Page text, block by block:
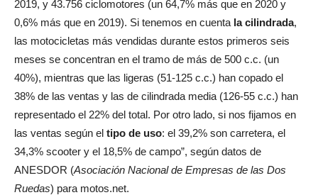
2019, y 43.756 ciclomotores (un 64,7% más que en 2020 y
0,6% más que en 2019). Si tenemos en cuenta la cilindrada,
las motocicletas más vendidas durante estos primeros seis
meses se concentran en el tramo de más de 500 c.c. (un
40%), mientras que las ligeras (51-125 c.c.) han copado el
38% de las ventas y las de cilindrada media (126-55 c.c.) han
representado el 22% del total. Por otro lado, si nos fijamos en
las ventas según el tipo de uso: el 39,2% son carretera, el
34,3% scooter y el 18,5% de campo”, según datos de
ANESDOR (Asociación Nacional de Empresas de las Dos
Ruedas) para motos.net.